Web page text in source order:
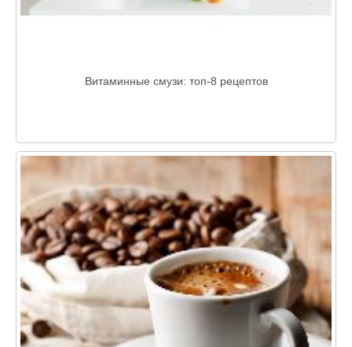
Витаминные смузи: топ-8 рецептов